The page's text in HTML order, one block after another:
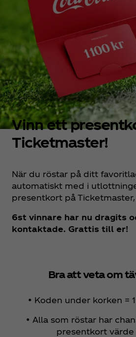
Vinn ett
Ticketmaster!
När du röstar på ditt
automatiskt med i
presentkort på Ticketmaster,
6st vinnare har nu dragits
kontaktade. Grattis till er!
Bra att veta om
• Koden under korken =
• Alla som röstar har
presentkort värde